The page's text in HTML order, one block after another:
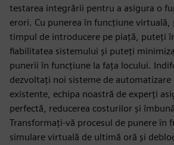
testarea integrării pentru a asigura o
erori. Cu punerea în funcțiune virtuală,
timpul de introducere pe piață, puteți
fiabilitatea sistemului și puteți
punerii în funcțiune la fața locului.
dezvoltați noi sisteme de automatizare
existente, echipa noastră de experți
perfectă, reducerea costurilor și
Transformați-vă procesul de punere în
simulare virtuală de ultimă oră și